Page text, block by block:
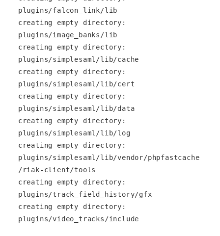
plugins/falcon_link/lib
creating empty directory:
plugins/image_banks/lib
creating empty directory:
plugins/simplesaml/lib/cache
creating empty directory:
plugins/simplesaml/lib/cert
creating empty directory:
plugins/simplesaml/lib/data
creating empty directory:
plugins/simplesaml/lib/log
creating empty directory:
plugins/simplesaml/lib/vendor/phpfastcache
/riak-client/tools
creating empty directory:
plugins/track_field_history/gfx
creating empty directory:
plugins/video_tracks/include